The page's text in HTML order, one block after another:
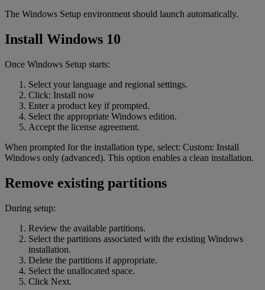
The Windows Setup environment should launch automatically.
Install Windows 10
Once Windows Setup starts:
Select your language and regional settings.
Click: Install now
Enter a product key if prompted.
Select the appropriate Windows edition.
Accept the license agreement.
When prompted for the installation type, select: Custom: Install
Windows only (advanced). This option enables a clean installation.
Remove existing partitions
During setup:
Review the available partitions.
Select the partitions associated with the existing Windows
installation.
Delete the partitions if appropriate.
Select the unallocated space.
Click Next.